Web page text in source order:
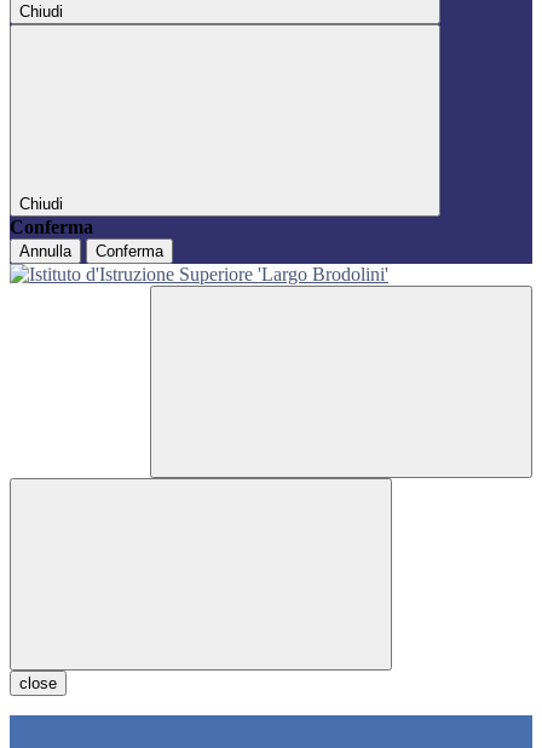
Chiudi
Chiudi
Conferma
Annulla Conferma
close